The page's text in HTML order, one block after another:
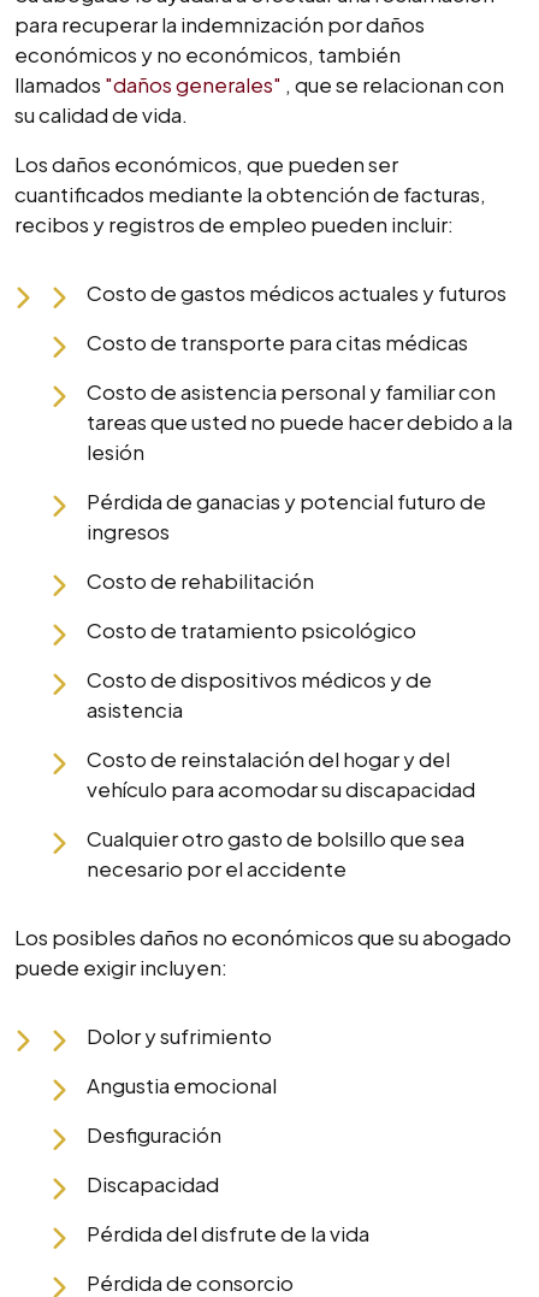
para recuperar la indemnización por daños
económicos y no económicos, también
llamados "daños generales" , que se relacionan con
su calidad de vida.
Los daños económicos, que pueden ser
cuantificados mediante la obtención de facturas,
recibos y registros de empleo pueden incluir:
Costo de gastos médicos actuales y futuros
Costo de transporte para citas médicas
Costo de asistencia personal y familiar con
tareas que usted no puede hacer debido a la
lesión
Pérdida de ganacias y potencial futuro de
ingresos
Costo de rehabilitación
Costo de tratamiento psicológico
Costo de dispositivos médicos y de
asistencia
Costo de reinstalación del hogar y del
vehículo para acomodar su discapacidad
Cualquier otro gasto de bolsillo que sea
necesario por el accidente
Los posibles daños no económicos que su abogado
puede exigir incluyen:
Dolor y sufrimiento
Angustia emocional
Desfiguración
Discapacidad
Pérdida del disfrute de la vida
Pérdida de consorcio